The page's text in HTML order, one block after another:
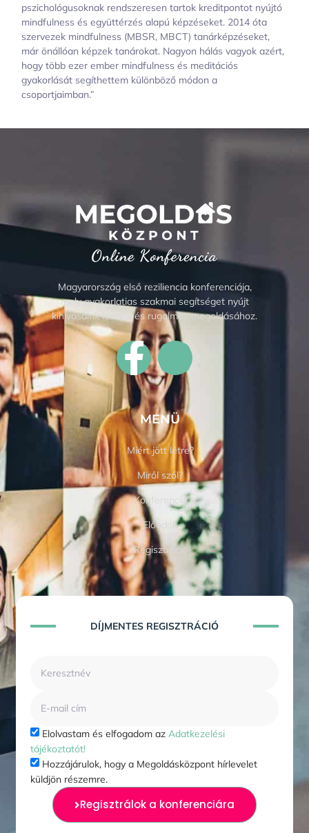
pszichológusoknak rendszeresen tartok kreditpontot nyújtó
mindfulness és együttérzés alapú képzéseket. 2014 óta
szervezek mindfulness (MBSR, MBCT) tanárképzéseket,
már önállóan képzek tanárokat. Nagyon hálás vagyok azért,
hogy több ezer ember mindfulness és meditációs
gyakorlását segíthettem különböző módon a
csoportjaimban.”
Magyarország első reziliencia konferenciája,
mely gyakorlatias szakmai segítséget nyújt
kihívásaink kreatív és rugalmas megoldásához.
MENÜ
Miért jött létre?
Miről szól?
Konferencia
Előadók
Regisztráció
DÍJMENTES REGISZTRÁCIÓ​
Elolvastam és elfogadom azAdatkezelési
tájékoztatót!
Hozzájárulok, hogy a Megoldásközpont hírlevelet
küldjön részemre.
Regisztrálok a konferenciára